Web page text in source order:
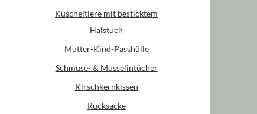
Kuscheltiere mit besticktem
Halstuch
Mutter-Kind-Passhülle
Schmuse- & Musselintücher
Kirschkernkissen
Rucksäcke